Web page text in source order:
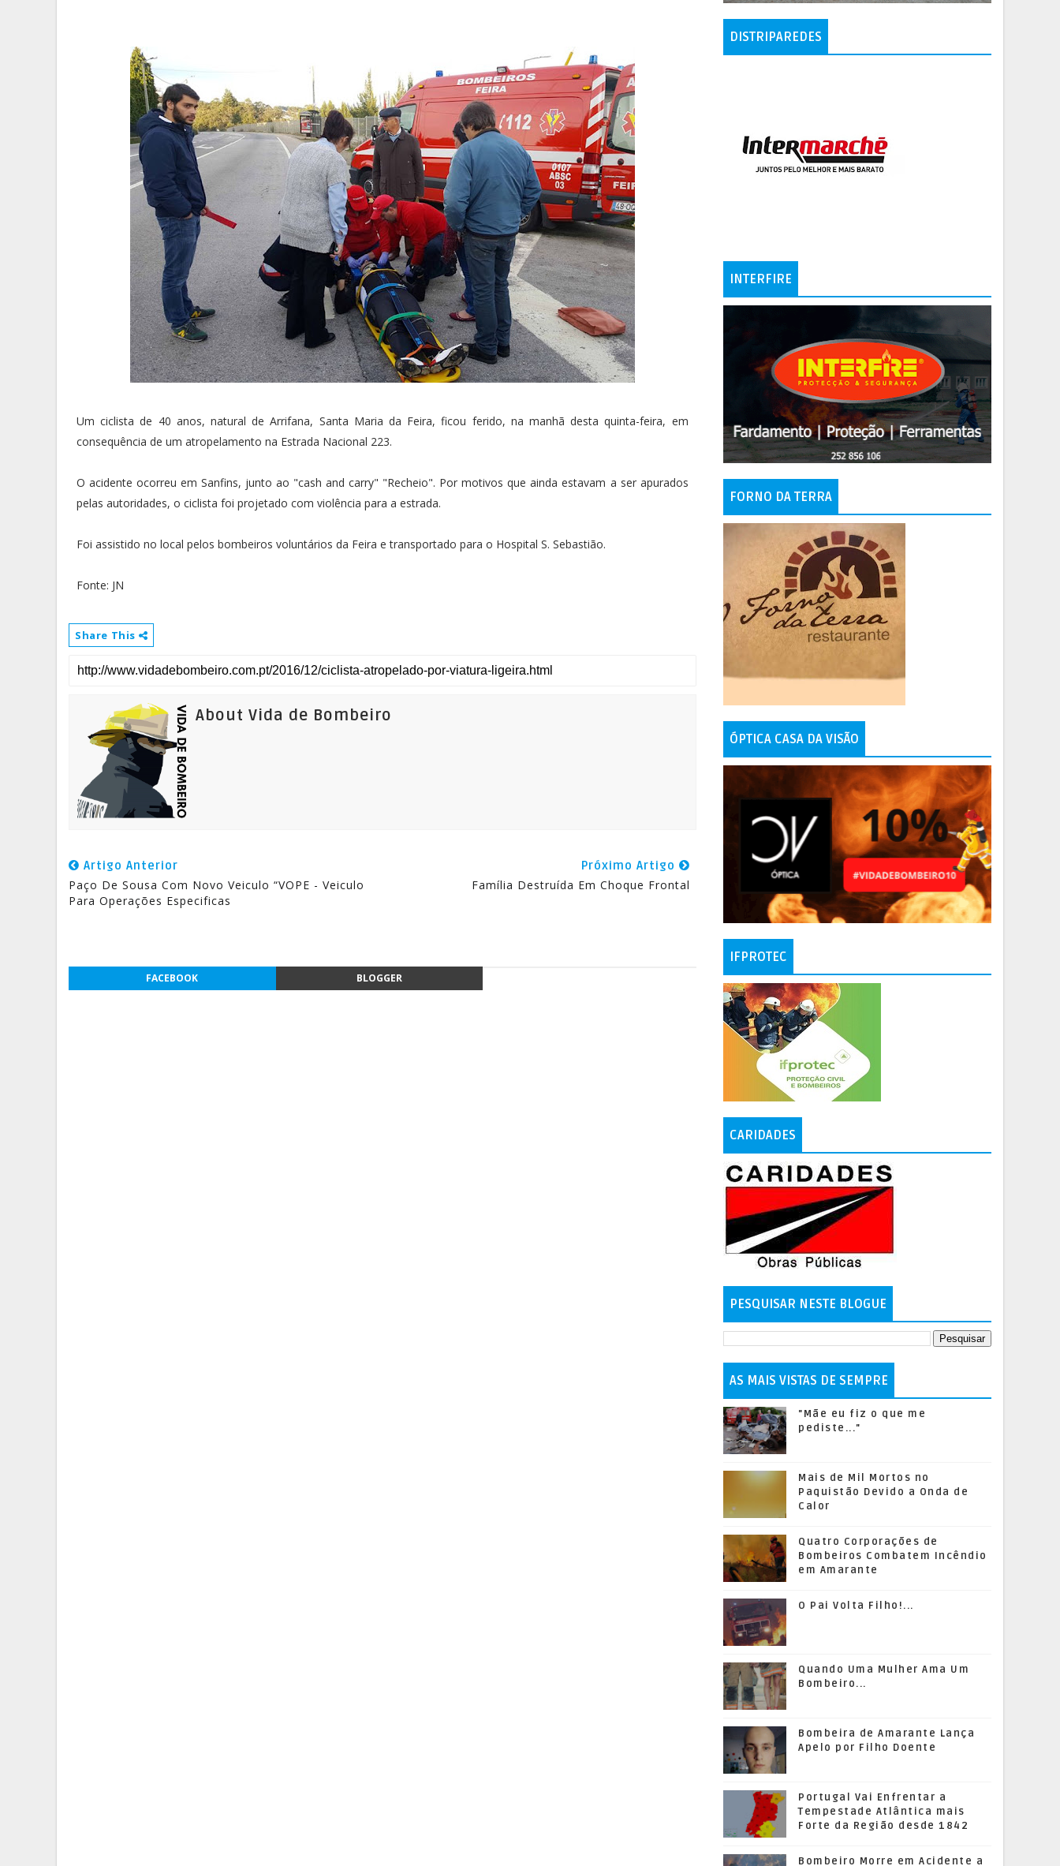
Um ciclista de 40 anos, natural de Arrifana, Santa Maria da Feira, ficou ferido, na manhã desta quinta-feira, em
consequência de um atropelamento na Estrada Nacional 223.
O acidente ocorreu em Sanfins, junto ao "cash and carry" "Recheio". Por motivos que ainda estavam a ser apurados
pelas autoridades, o ciclista foi projetado com violência para a estrada.
Foi assistido no local pelos bombeiros voluntários da Feira e transportado para o Hospital S. Sebastião.
Fonte: JN
Share This
About Vida de Bombeiro
Artigo Anterior
Paço De Sousa Com Novo Veiculo “VOPE - Veiculo
Para Operações Especificas
Próximo Artigo
Família Destruída Em Choque Frontal
FACEBOOK BLOGGER
DISTRIPAREDES
INTERFIRE
FORNO DA TERRA
ÓPTICA CASA DA VISÃO
IFPROTEC
CARIDADES
PESQUISAR NESTE BLOGUE
AS MAIS VISTAS DE SEMPRE
"Mãe eu fiz o que me
pediste..."
Mais de Mil Mortos no
Paquistão Devido a Onda de
Calor
Quatro Corporações de
Bombeiros Combatem Incêndio
em Amarante
O Pai Volta Filho!...
Quando Uma Mulher Ama Um
Bombeiro...
Bombeira de Amarante Lança
Apelo por Filho Doente
Portugal Vai Enfrentar a
Tempestade Atlântica mais
Forte da Região desde 1842
Bombeiro Morre em Acidente a